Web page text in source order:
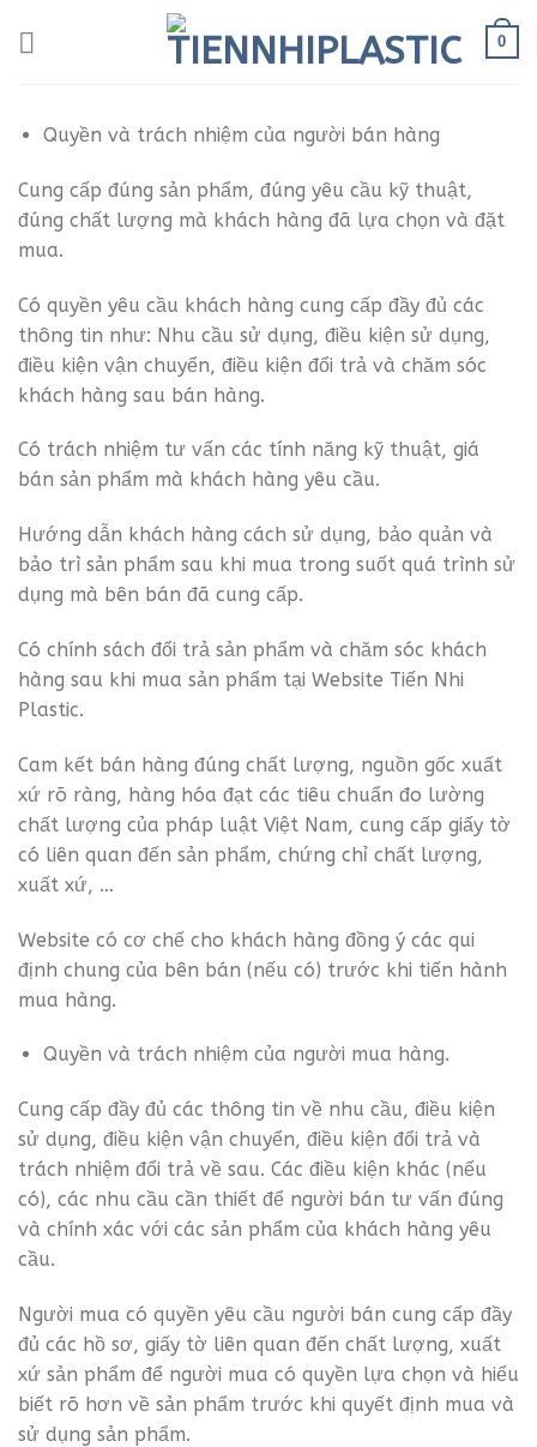
0
Quyền và trách nhiệm của người bán hàng
Cung cấp đúng sản phẩm, đúng yêu cầu kỹ thuật,
đúng chất lượng mà khách hàng đã lựa chọn và đặt
mua.
Có quyền yêu cầu khách hàng cung cấp đầy đủ các
thông tin như: Nhu cầu sử dụng, điều kiện sử dụng,
điều kiện vận chuyển, điều kiện đổi trả và chăm sóc
khách hàng sau bán hàng.
Có trách nhiệm tư vấn các tính năng kỹ thuật, giá
bán sản phẩm mà khách hàng yêu cầu.
Hướng dẫn khách hàng cách sử dụng, bảo quản và
bảo trì sản phẩm sau khi mua trong suốt quá trình sử
dụng mà bên bán đã cung cấp.
Có chính sách đổi trả sản phẩm và chăm sóc khách
hàng sau khi mua sản phẩm tại Website Tiến Nhi
Plastic.
Cam kết bán hàng đúng chất lượng, nguồn gốc xuất
xứ rõ ràng, hàng hóa đạt các tiêu chuẩn đo lường
chất lượng của pháp luật Việt Nam, cung cấp giấy tờ
có liên quan đến sản phẩm, chứng chỉ chất lượng,
xuất xứ, …
Website có cơ chế cho khách hàng đồng ý các qui
định chung của bên bán (nếu có) trước khi tiến hành
mua hàng.
Quyền và trách nhiệm của người mua hàng.
Cung cấp đầy đủ các thông tin về nhu cầu, điều kiện
sử dụng, điều kiện vận chuyển, điều kiện đổi trả và
trách nhiệm đổi trả về sau. Các điều kiện khác (nếu
có), các nhu cầu cần thiết để người bán tư vấn đúng
và chính xác với các sản phẩm của khách hàng yêu
cầu.
Người mua có quyền yêu cầu người bán cung cấp đầy
đủ các hồ sơ, giấy tờ liên quan đến chất lượng, xuất
xứ sản phẩm để người mua có quyền lựa chọn và hiểu
biết rõ hơn về sản phẩm trước khi quyết định mua và
sử dụng sản phẩm.